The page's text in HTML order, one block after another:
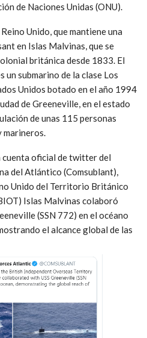
de Naciones Unidas (ONU).
Unido, que mantiene una
en Islas Malvinas, que se
británica desde 1833. El
un submarino de la clase Los
Unidos botado en el año 1994
de Greeneville, en el estado
de unas 115 personas
cuenta oficial de twitter del
del Atlántico (Comsublant),
Unido del Territorio Británico
Islas Malvinas colaboró
(SSN 772) en el océano
el alcance global de las